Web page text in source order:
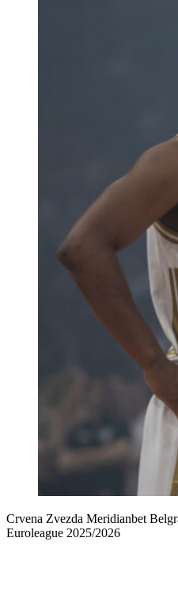
Crvena Zvezda Meridianbet
Euroleague 2025/2026